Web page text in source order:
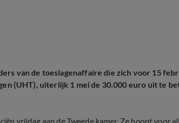
van de toeslagenaffaire die zich voor 15
(UHT), uiterlijk 1 mei de 30.000 euro uit te
vrijdag aan de Tweede kamer. Ze hoopt voor